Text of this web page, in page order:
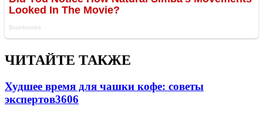
ЧИТАЙТЕ ТАКЖЕ
Худшее время для чашки кофе: советы
экспертов3606